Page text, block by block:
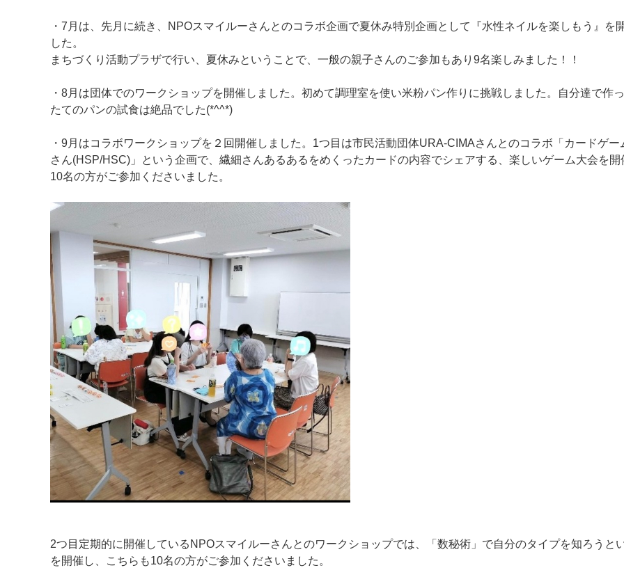
・7月は、先月に続き、NPOスマイルーさんとのコラボ企画で夏休み特別企画として『水性ネイルを楽しもう』を
した。
まちづくり活動プラザで行い、夏休みということで、一般の親子さんのご参加もあり9名楽しみました！！
・8月は団体でのワークショップを開催しました。初めて調理室を使い米粉パン作りに挑戦しました。自分達で作
たてのパンの試食は絶品でした(*^^*)
・9月はコラボワークショップを２回開催しました。1つ目は市民活動団体URA-CIMAさんとのコラボ「カードゲー
さん(HSP/HSC)」という企画で、繊細さんあるあるをめくったカードの内容でシェアする、楽しいゲーム大会を開
10名の方がご参加くださいました。
2つ目定期的に開催しているNPOスマイルーさんとのワークショップでは、「数秘術」で自分のタイプを知ろうと
を開催し、こちらも10名の方がご参加くださいました。